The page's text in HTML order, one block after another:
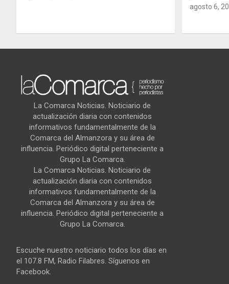
agosto 6,
La Comarca Noticias. Noticiario de
actualización diaria con contenidos
informativos fundamentalmente de la
Comarca del Almanzora y su área de
influencia. Periódico digital perteneciente a
Grupo La Comarca.
La Comarca Noticias. Noticiario de
actualización diaria con contenidos
informativos fundamentalmente de la
Comarca del Almanzora y su área de
influencia. Periódico digital perteneciente a
Grupo La Comarca.
Escuche nuestro noticiario todos los días en
el 107.8 FM, Radio Filabres. Síguenos en
Facebook.